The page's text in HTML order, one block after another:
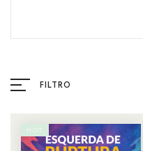
FILTRO
HOT